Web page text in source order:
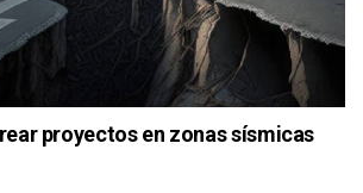
proyectos en zonas sísmicas